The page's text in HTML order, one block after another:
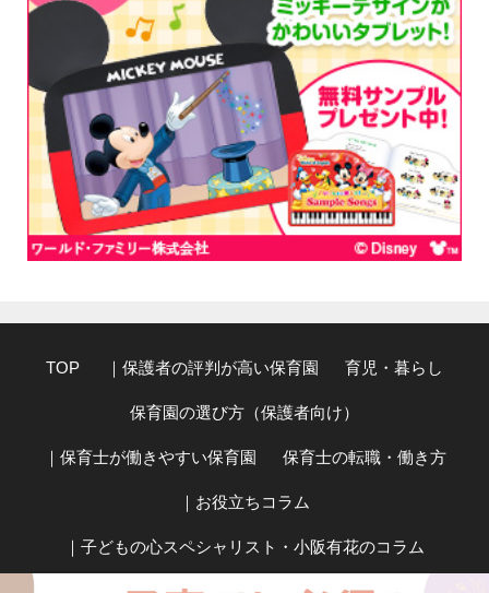
TOP ｜保護者の評判が高い保育園 育児・暮らし
保育園の選び方（保護者向け）
｜保育士が働きやすい保育園 保育士の転職・働き方
｜お役立ちコラム
｜子どもの心スペシャリスト・小阪有花のコラム